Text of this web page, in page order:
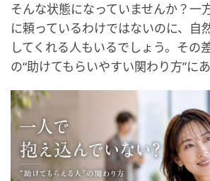
そんな状態になっていませんか？一
に頼っているわけではないのに、自
してくれる人もいるでしょう。その
の“助けてもらいやすい関わり方”にあ